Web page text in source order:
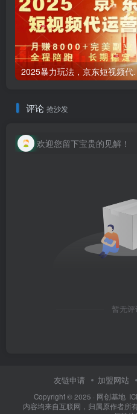
2025暴力玩法，
评论 抢沙发
欢迎您留下宝贵的见解！
暂无
友链申请 加盟网站
Copyright © 2025 · 网创基地
内容均来自互联网，归属原作者所